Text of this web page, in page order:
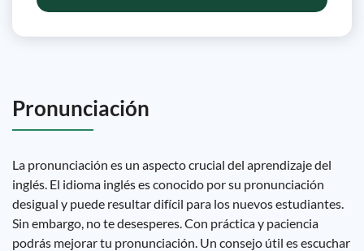
Pronunciación
La pronunciación es un aspecto crucial del aprendizaje del
inglés. El idioma inglés es conocido por su pronunciación
desigual y puede resultar difícil para los nuevos estudiantes.
Sin embargo, no te desesperes. Con práctica y paciencia
podrás mejorar tu pronunciación. Un consejo útil es escuchar